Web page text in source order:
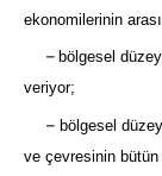
ekonomilerinin
– bölgesel
veriyor;
– bölgesel
ve çevresinin bütün